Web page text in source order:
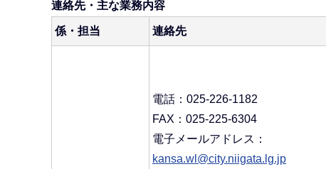
連絡先・主な業務内容
係・担当 連絡先
電話：025-226-1182
FAX：025-225-6304
電子メールアドレス：
kansa.wl@city.niigata.lg.jp